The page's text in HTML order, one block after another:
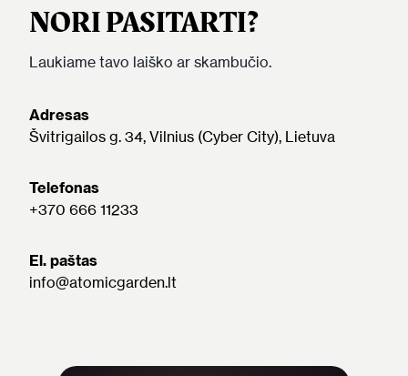
NORI PASITARTI?
Laukiame tavo laiško ar skambučio.
Adresas
Švitrigailos g. 34, Vilnius (Cyber City), Lietuva
Telefonas
+370 666 11233
El. paštas
info@atomicgarden.lt